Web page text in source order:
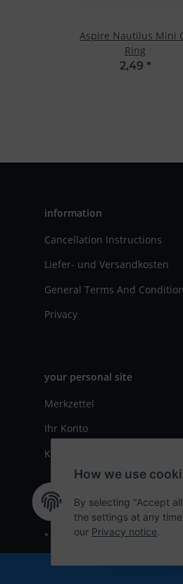
Aspire Nautilus Mini
Ring
2,49 *
information
Cancellation Instructions
Liefer- und Versandkosten
General Terms And
Privacy
your personal site
Merkzettel
Ihr Konto
Kasse
* All prices incl. VAT, plusshipping fees
How we use
By selecting "Accept
the settings at any
our Privacy notice.